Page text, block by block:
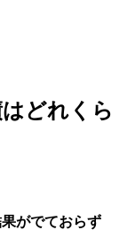
どれくら
がでておらず